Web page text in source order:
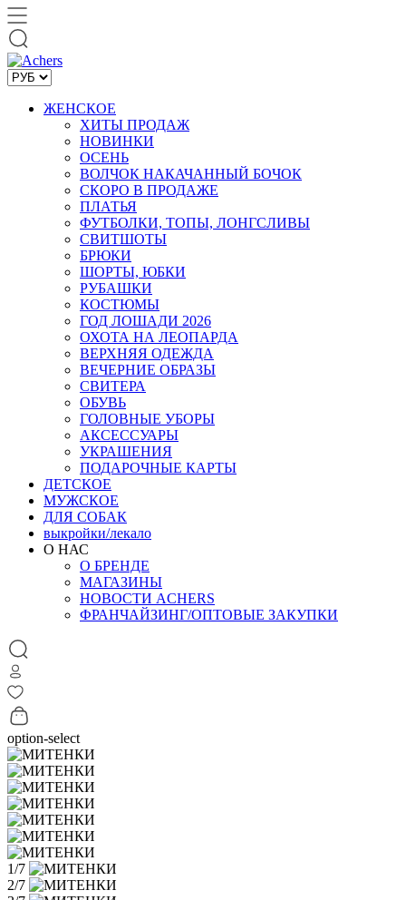
ЖЕНСКОЕ
ХИТЫ ПРОДАЖ
НОВИНКИ
ОСЕНЬ
ВОЛЧОК НАКАЧАННЫЙ БОЧОК
СКОРО В ПРОДАЖЕ
ПЛАТЬЯ
ФУТБОЛКИ, ТОПЫ, ЛОНГСЛИВЫ
СВИТШОТЫ
БРЮКИ
ШОРТЫ, ЮБКИ
РУБАШКИ
КОСТЮМЫ
ГОД ЛОШАДИ 2026
ОХОТА НА ЛЕОПАРДА
ВЕРХНЯЯ ОДЕЖДА
ВЕЧЕРНИЕ ОБРАЗЫ
СВИТЕРА
ОБУВЬ
ГОЛОВНЫЕ УБОРЫ
АКСЕССУАРЫ
УКРАШЕНИЯ
ПОДАРОЧНЫЕ КАРТЫ
ДЕТСКОЕ
МУЖСКОЕ
ДЛЯ СОБАК
выкройки/лекало
О НАС
О БРЕНДЕ
МАГАЗИНЫ
НОВОСТИ ACHERS
ФРАНЧАЙЗИНГ/ОПТОВЫЕ ЗАКУПКИ
option-select
1/7
2/7